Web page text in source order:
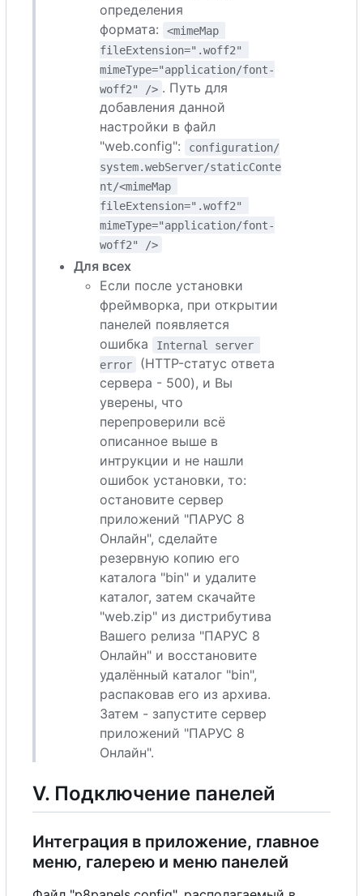
определения
формата:
<mimeMap
fileExtension=".woff2"
mimeType="application/font-
woff2" /> . Путь для
добавления данной
настройки в файл
"web.config":
configuration/
system.webServer/staticConte
nt/<mimeMap
fileExtension=".woff2"
mimeType="application/font-
woff2" />
Для всех
Если после установки
фреймворка, при открытии
панелей появляется
ошибка
Internal server
error
(HTTP-статус ответа
сервера - 500), и Вы
уверены, что
перепроверили всё
описанное выше в
интрукции и не нашли
ошибок установки, то:
остановите сервер
приложений "ПАРУС 8
Онлайн", сделайте
резервную копию его
каталога "bin" и удалите
каталог, затем скачайте
"web.zip" из дистрибутива
Вашего релиза "ПАРУС 8
Онлайн" и восстановите
удалённый каталог "bin",
распаковав его из архива.
Затем - запустите сервер
приложений "ПАРУС 8
Онлайн".
V. Подключение панелей
Интеграция в приложение, главное
меню, галерею и меню панелей